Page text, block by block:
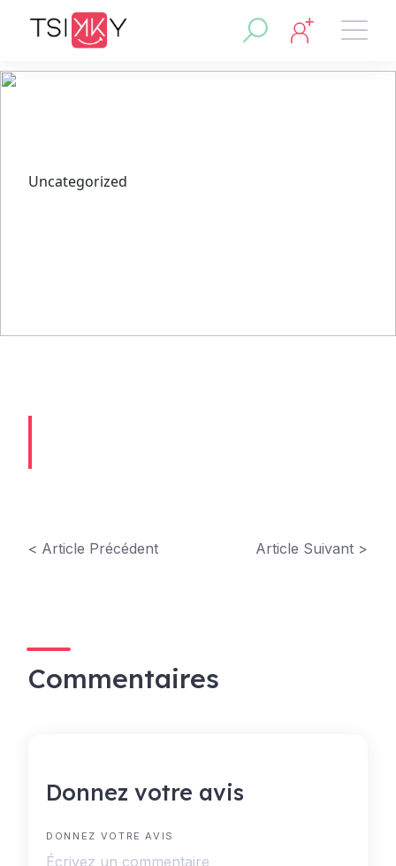
Uncategorized
< Article Précédent Article Suivant >
Commentaires
Donnez votre avis
DONNEZ VOTRE AVIS